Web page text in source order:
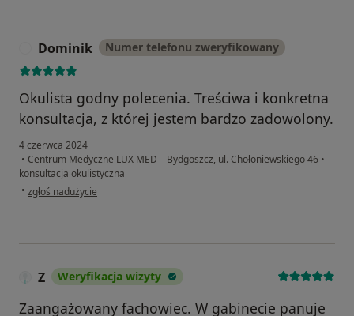
Dominik Numer telefonu zweryfikowany
Okulista godny polecenia. Treściwa i konkretna
konsultacja, z której jestem bardzo zadowolony.
4 czerwca 2024
• Centrum Medyczne LUX MED – Bydgoszcz, ul. Chołoniewskiego 46 •
konsultacja okulistyczna
• w opinii użytkownika Dominik
zgłoś nadużycie
Z Weryfikacja wizyty
Zaangażowany fachowiec. W gabinecie panuje